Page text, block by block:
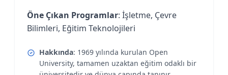
Öne Çıkan Programlar: İşletme, Çevre
Bilimleri, Eğitim Teknolojileri
Hakkında: 1969 yılında kurulan Open
University, tamamen uzaktan eğitim odaklı bir